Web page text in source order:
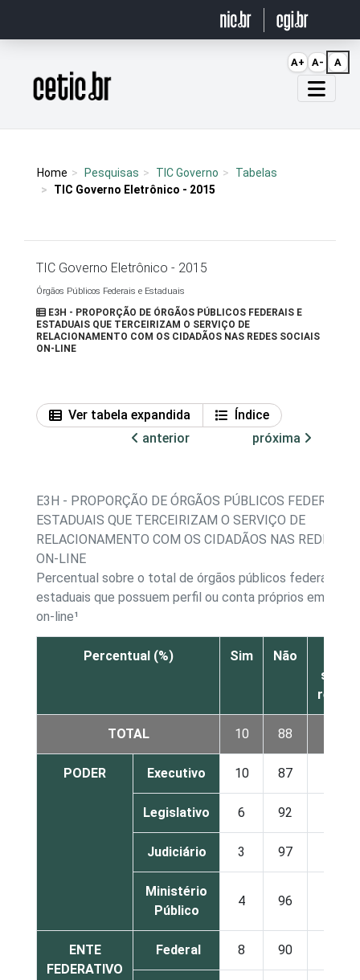
Página inicial
Home Pesquisas TIC Governo
Tabelas
TIC Governo Eletrônico - 2015
TIC Governo Eletrônico - 2015
Órgãos Públicos Federais e Estaduais
E3H - PROPORÇÃO DE ÓRGÃOS PÚBLICOS FEDERAIS E
ESTADUAIS QUE TERCEIRIZAM O SERVIÇO DE
RELACIONAMENTO COM OS CIDADÃOS NAS REDES SOCIAIS
ON-LINE
Ver tabela expandida
Índice
anterior
próxima
E3H - PROPORÇÃO DE ÓRGÃOS PÚBLICOS FEDERAIS E
ESTADUAIS QUE TERCEIRIZAM O SERVIÇO DE
RELACIONAMENTO COM OS CIDADÃOS NAS REDES
ON-LINE
Percentual sobre o total de órgãos públicos federais e
estaduais que possuem perfil ou conta próprios em rede
on-line¹
Percentual (%) Sim Não
sabe/
TOTAL 10 88
PODER Executivo 10 87
Legislativo 6 92
Judiciário 3 97
Ministério
Público
4 96
ENTE
FEDERATIVO
Federal 8 90
A+ A- A